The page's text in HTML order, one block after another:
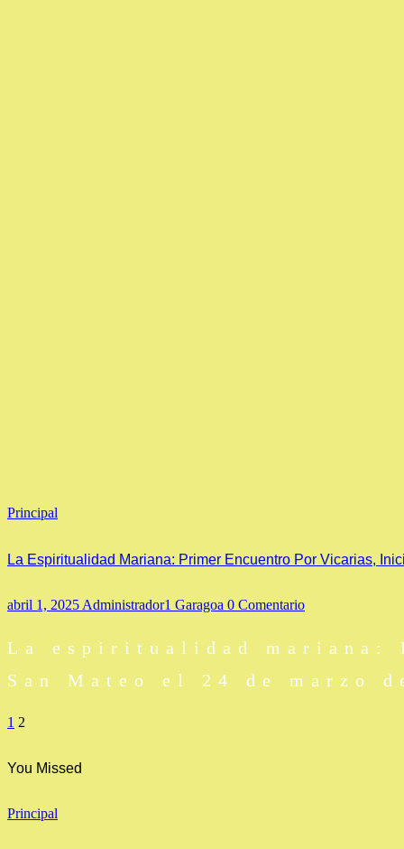
Principal
La Espiritualidad Mariana: Primer Encuentro Por Vicarias,
abril 1, 2025 Administrador1 Garagoa 0 Comentario
La espiritualidad mariana:
San Mateo el 24 de marzo
PAGINACIÓN
ENTRADAS
1 2
You Missed
Principal